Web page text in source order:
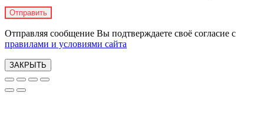
Отправляя сообщение Вы подтверждаете своё согласие с
правилами и условиями сайта
ЗАКРЫТЬ